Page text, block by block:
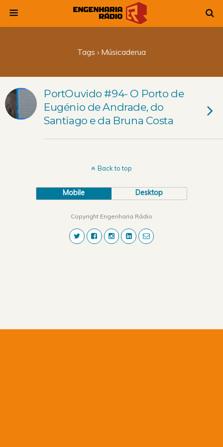
Tags › Músicaderua
PortOuvido #94- O Porto de
Eugénio de Andrade, do
Santiago e da Bruna Costa
Back to top
Mobile Desktop
Copyright Engenharia Rádio